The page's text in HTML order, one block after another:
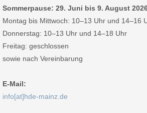
Sommerpause: 29. Juni bis 9. August
Montag bis Mittwoch: 10–13 Uhr und 14–16
Donnerstag: 10–13 Uhr und 14–18 Uhr
Freitag: geschlossen
sowie nach Vereinbarung
E-Mail:
info[at]hde-mainz.de